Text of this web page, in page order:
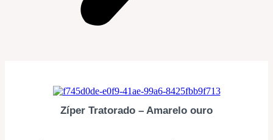
Zíper Tratorado – Amarelo ouro